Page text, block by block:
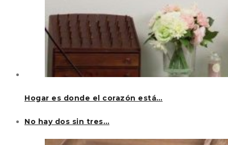
Hogar es donde el corazón está…
No hay dos sin tres…